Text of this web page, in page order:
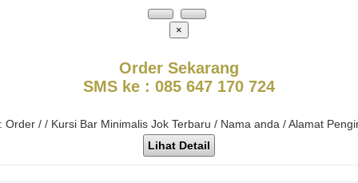
×
Order Sekarang
SMS ke : 085 647 170 724
Order / / Kursi Bar Minimalis Jok Terbaru / Nama anda / Alamat
Lihat Detail